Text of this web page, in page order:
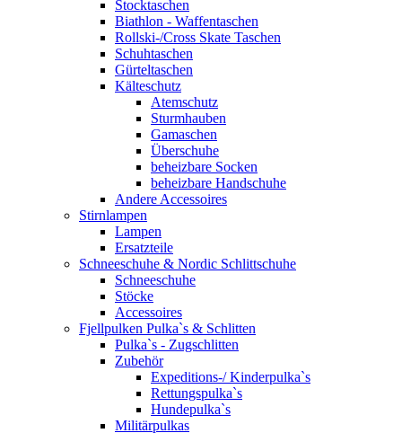
Stocktaschen
Biathlon - Waffentaschen
Rollski-/Cross Skate Taschen
Schuhtaschen
Gürteltaschen
Kälteschutz
Atemschutz
Sturmhauben
Gamaschen
Überschuhe
beheizbare Socken
beheizbare Handschuhe
Andere Accessoires
Stirnlampen
Lampen
Ersatzteile
Schneeschuhe & Nordic Schlittschuhe
Schneeschuhe
Stöcke
Accessoires
Fjellpulken Pulka`s & Schlitten
Pulka`s - Zugschlitten
Zubehör
Expeditions-/ Kinderpulka`s
Rettungspulka`s
Hundepulka`s
Militärpulkas